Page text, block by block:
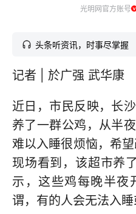
光明网官方账号
头条听资讯，时事尽掌握
记者 | 於广强 武华康
近日，市民反映，长
养了一群公鸡，从半
难以入睡很烦恼，希
现场看到，该超市养
示，这些鸡每晚半夜
谓，有的人会无法入睡